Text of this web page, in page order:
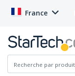
France